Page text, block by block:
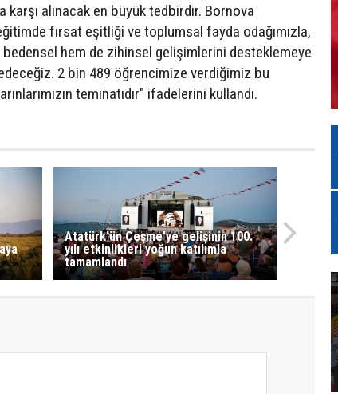
karşı alınacak en büyük tedbirdir. Bornova
fırsat eşitliği ve toplumsal fayda odağımızla,
bedensel hem de zihinsel gelişimlerini desteklemeye
2 bin 489 öğrencimize verdiğimiz bu
teminatıdır" ifadelerini kullandı.
Atatürk'ün Çeşme'ye gelişinin 100.
yılı etkinlikleri yoğun katılımla
tamamlandı